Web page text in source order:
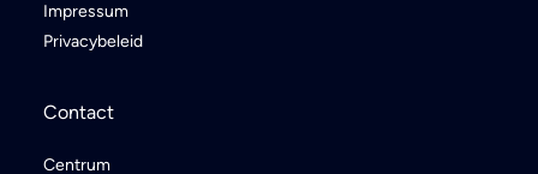
Impressum
Privacybeleid
Contact
Centrum